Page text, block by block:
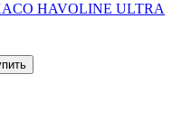
HAVOLINE ULTRA